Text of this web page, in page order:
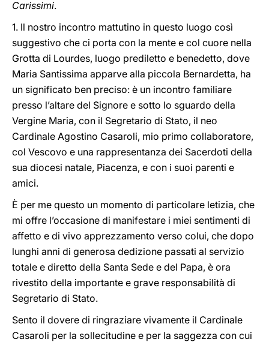
Carissimi.
1. Il nostro incontro mattutino in questo luogo così
suggestivo che ci porta con la mente e col cuore nella
Grotta di Lourdes, luogo prediletto e benedetto, dove
Maria Santissima apparve alla piccola Bernardetta, ha
un significato ben preciso: è un incontro familiare
presso l’altare del Signore e sotto lo sguardo della
Vergine Maria, con il Segretario di Stato, il neo
Cardinale Agostino Casaroli, mio primo collaboratore,
col Vescovo e una rappresentanza dei Sacerdoti della
sua diocesi natale, Piacenza, e con i suoi parenti e
amici.
È per me questo un momento di particolare letizia, che
mi offre l’occasione di manifestare i miei sentimenti di
affetto e di vivo apprezzamento verso colui, che dopo
lunghi anni di generosa dedizione passati al servizio
totale e diretto della Santa Sede e del Papa, è ora
rivestito della importante e grave responsabilità di
Segretario di Stato.
Sento il dovere di ringraziare vivamente il Cardinale
Casaroli per la sollecitudine e per la saggezza con cui